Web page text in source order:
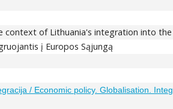
of Lithuania's integration into the
į Europos Sąjungą
/ Economic policy. Globalisation.